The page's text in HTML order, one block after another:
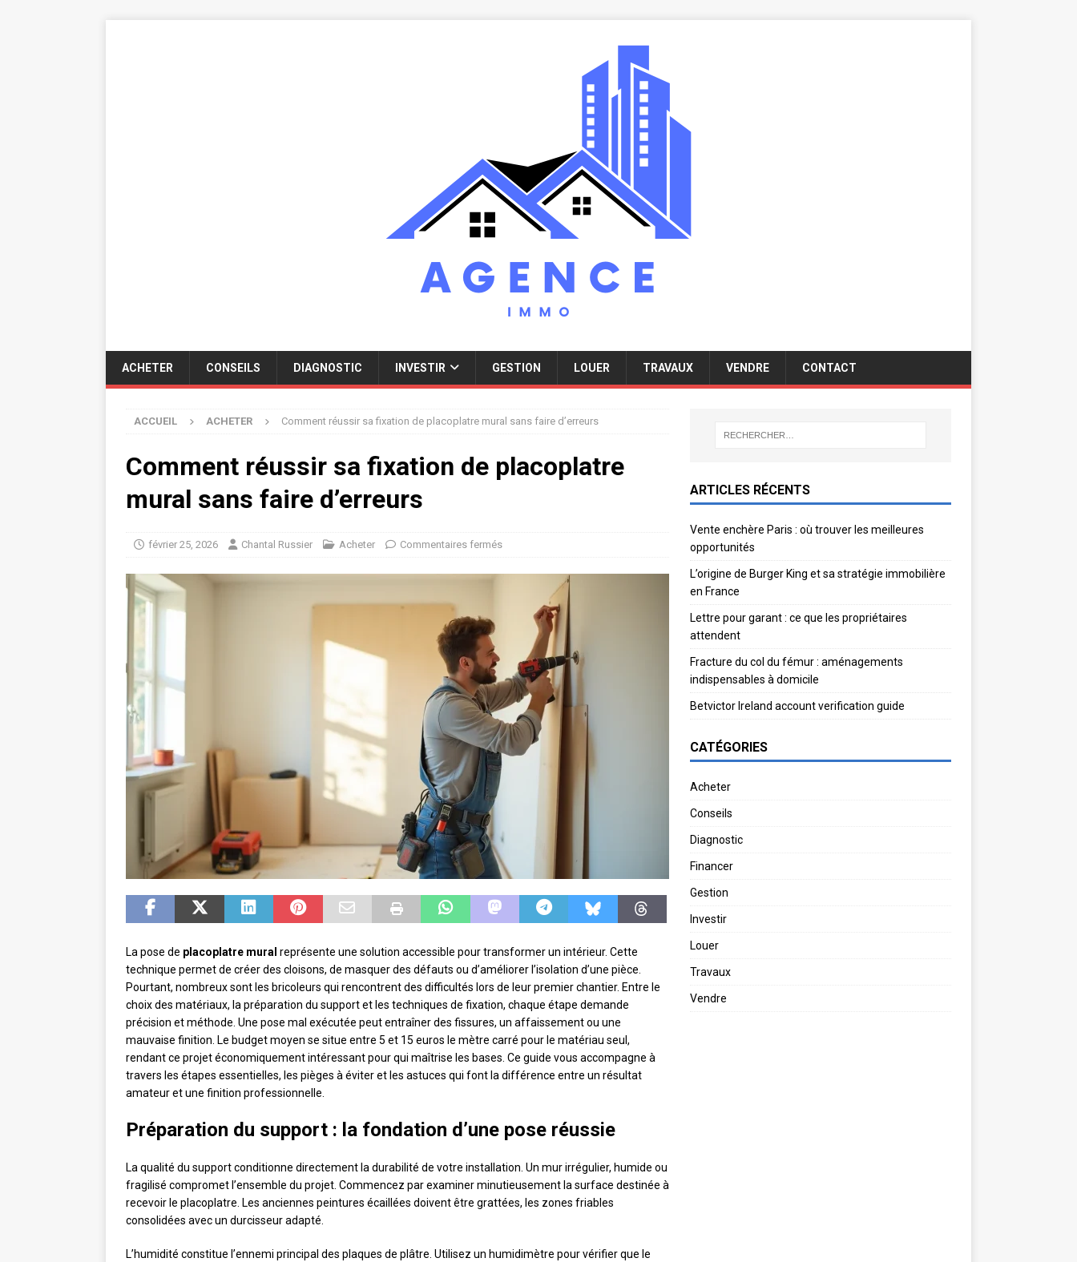
ACHETER CONSEILS DIAGNOSTIC INVESTIR GESTION LOUER TRAVAUX VENDRE CONTACT
ACCUEIL ACHETER Comment réussir sa fixation de placoplatre mural sans faire d’erreurs
Comment réussir sa fixation de placoplatre
mural sans faire d’erreurs
février 25, 2026 Chantal Russier Acheter Commentaires fermés
La pose de placoplatre mural représente une solution accessible pour transformer un intérieur. Cette
technique permet de créer des cloisons, de masquer des défauts ou d’améliorer l’isolation d’une pièce.
Pourtant, nombreux sont les bricoleurs qui rencontrent des difficultés lors de leur premier chantier. Entre le
choix des matériaux, la préparation du support et les techniques de fixation, chaque étape demande
précision et méthode. Une pose mal exécutée peut entraîner des fissures, un affaissement ou une
mauvaise finition. Le budget moyen se situe entre 5 et 15 euros le mètre carré pour le matériau seul,
rendant ce projet économiquement intéressant pour qui maîtrise les bases. Ce guide vous accompagne à
travers les étapes essentielles, les pièges à éviter et les astuces qui font la différence entre un résultat
amateur et une finition professionnelle.
Préparation du support : la fondation d’une pose réussie
La qualité du support conditionne directement la durabilité de votre installation. Un mur irrégulier, humide ou
fragilisé compromet l’ensemble du projet. Commencez par examiner minutieusement la surface destinée à
recevoir le placoplatre. Les anciennes peintures écaillées doivent être grattées, les zones friables
consolidées avec un durcisseur adapté.
L’humidité constitue l’ennemi principal des plaques de plâtre. Utilisez un humidimètre pour vérifier que le
ARTICLES RÉCENTS
Vente enchère Paris : où trouver les meilleures
opportunités
L’origine de Burger King et sa stratégie immobilière
en France
Lettre pour garant : ce que les propriétaires
attendent
Fracture du col du fémur : aménagements
indispensables à domicile
Betvictor Ireland account verification guide
CATÉGORIES
Acheter
Conseils
Diagnostic
Financer
Gestion
Investir
Louer
Travaux
Vendre